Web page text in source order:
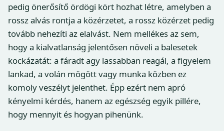
pedig önerősítő ördögi kört hozhat létre, amelyben a
rossz alvás rontja a közérzetet, a rossz közérzet pedig
tovább nehezíti az elalvást. Nem mellékes az sem,
hogy a kialvatlanság jelentősen növeli a balesetek
kockázatát: a fáradt agy lassabban reagál, a figyelem
lankad, a volán mögött vagy munka közben ez
komoly veszélyt jelenthet. Épp ezért nem apró
kényelmi kérdés, hanem az egészség egyik pillére,
hogy mennyit és hogyan pihenünk.